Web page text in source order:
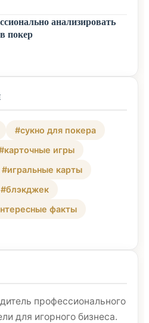
анализировать
покер
#сукно для покера
игры
#игральные карты
#блэкджек
факты
профессионального
для игорного бизнеса.